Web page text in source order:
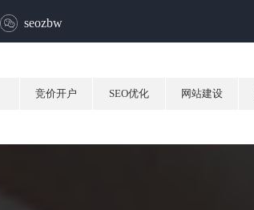
seozbw
竞价开户 SEO优化 网站建设